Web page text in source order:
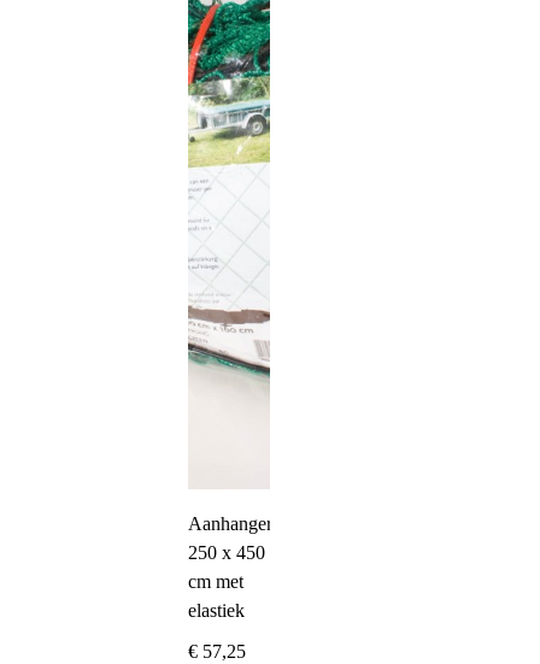
Aanhangernet
250 x 450
cm met
elastiek
€ 57,25